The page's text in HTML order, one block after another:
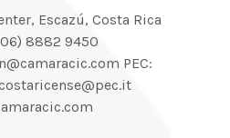
Escazú, Costa Rica
8882 9450
PEC: